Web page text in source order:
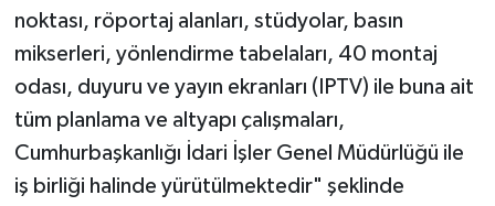
noktası, röportaj alanları, stüdyolar, basın
mikserleri, yönlendirme tabelaları, 40 montaj
odası, duyuru ve yayın ekranları (IPTV) ile buna ait
tüm planlama ve altyapı çalışmaları,
Cumhurbaşkanlığı İdari İşler Genel Müdürlüğü ile
iş birliği halinde yürütülmektedir" şeklinde